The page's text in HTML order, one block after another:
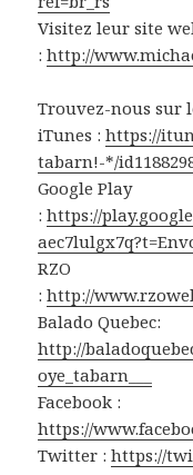
Visitez leur site
:http://
Trouvez-nous sur
iTunes :https://
tabarn!-*/
Google Play
:https://
RZO
:http://
Balado Quebec:
http://
oye_tabarn___
Facebook :
https://
Twitter :https://